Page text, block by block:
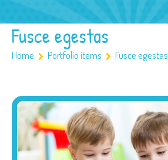
Fusce egestas
Home Portfolio items Fusce egestas